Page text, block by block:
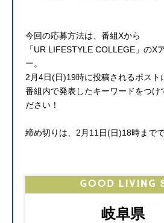
今回の応募方法は、番組Xから
「UR LIFESTYLE COLLEGE」のX
ー。
2月4日(日)19時に投稿されるポスト
番組内で発表したキーワードをつけ
ださい！
締め切りは、2月11日(日)18時までで
岐阜県